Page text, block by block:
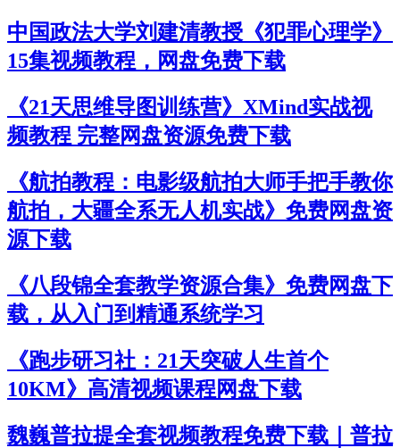
中国政法大学刘建清教授《犯罪心理学》
15集视频教程，网盘免费下载
《21天思维导图训练营》XMind实战视
频教程 完整网盘资源免费下载
《航拍教程：电影级航拍大师手把手教你
航拍，大疆全系无人机实战》免费网盘资
源下载
《八段锦全套教学资源合集》免费网盘下
载，从入门到精通系统学习
《跑步研习社：21天突破人生首个
10KM》高清视频课程网盘下载
魏巍普拉提全套视频教程免费下载｜普拉